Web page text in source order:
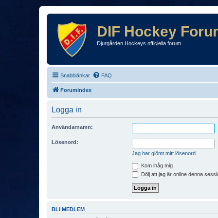
DIF Hockey
Djurgården Hockeys officiella forum
Snabblänkar FAQ
Forumindex
Logga in
Användarnamn:
Lösenord:
Jag har glömt mitt lösenord.
Kom ihåg mig
Dölj att jag är online denna
BLI MEDLEM